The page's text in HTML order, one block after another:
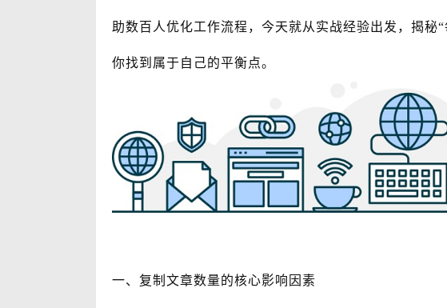
助数百人优化工作流程，今天就从实战经验出发，揭秘
你找到属于自己的平衡点。
一、复制文章数量的核心影响因素